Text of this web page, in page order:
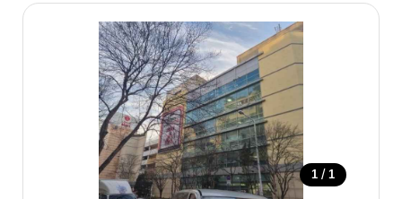
1 / 1